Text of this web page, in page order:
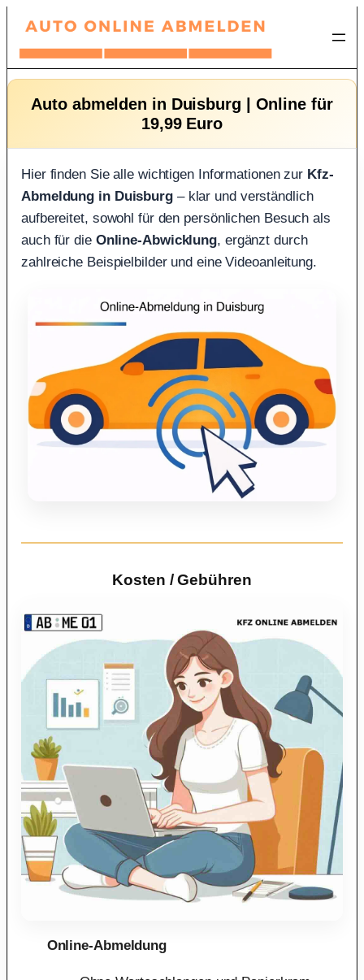
Zum
springen
Auto abmelden in Duisburg | Online für
19,99 Euro
Hier finden Sie alle wichtigen Informationen zur Kfz-
Abmeldung in Duisburg– klar und verständlich
aufbereitet, sowohl für den persönlichen Besuch als
auch für die Online-Abwicklung, ergänzt durch
zahlreiche Beispielbilder und eine Videoanleitung.
Kosten / Gebühren
Online-Abmeldung